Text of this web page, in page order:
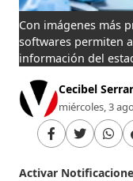
Con imágenes más
softwares permiten
información del
Cecibel
miércoles, 3
Activar